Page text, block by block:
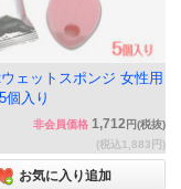
ェットスポンジ 女性用
入り
非会員価格 1,712 円(税抜)
(税込1,883円)
お気に入り追加